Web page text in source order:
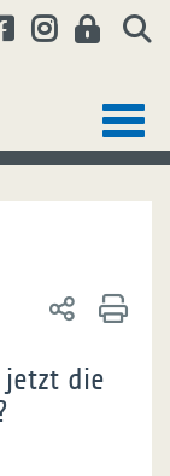
jetzt die